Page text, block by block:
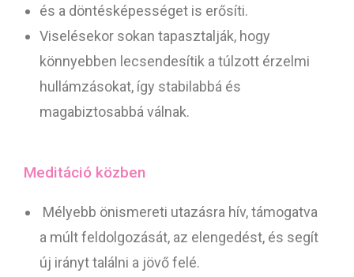
és a döntésképességet is erősíti.
Viselésekor sokan tapasztalják, hogy
könnyebben lecsendesítik a túlzott érzelmi
hullámzásokat, így stabilabbá és
magabiztosabbá válnak.
Meditáció közben
Mélyebb önismereti utazásra hív, támogatva
a múlt feldolgozását, az elengedést, és segít
új irányt találni a jövő felé.